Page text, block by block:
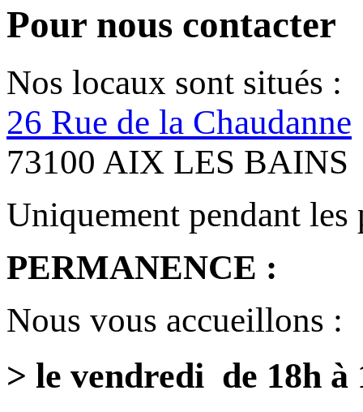
Pour nous contacter
Nos locaux sont situés :
26 Rue de la Chaudanne
73100 AIX LES BAINS
Uniquement pendant les
PERMANENCE :
Nous vous accueillons :
> le vendredi de 18h à